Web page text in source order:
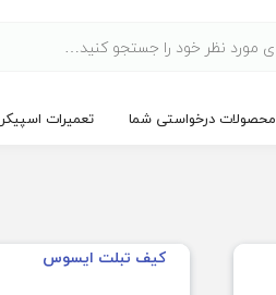
محصولات درخواستی شما تعمیرات اسپیکر
کیف تبلت ایسوس